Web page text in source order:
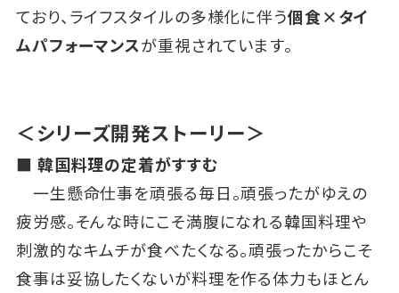
ており、ライフスタイルの多様化に伴う個食×タイ
ムパフォーマンスが重視されています。
＜シリーズ開発ストーリー＞
■ 韓国料理の定着がすすむ
一生懸命仕事を頑張る毎日。頑張ったがゆえの
疲労感。そんな時にこそ満腹になれる韓国料理や
刺激的なキムチが食べたくなる。頑張ったからこそ
食事は妥協したくないが料理を作る体力もほとん